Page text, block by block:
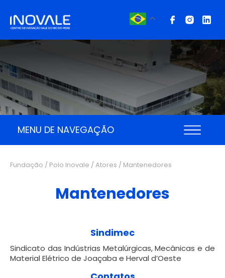
MENU DE NAVEGAÇÃO
Fundação / Polo Inovale /Atores / Mantenedores
Mantenedores
Sindimec
Sindicato das Indústrias Metalúrgicas, Mecânicas e de
Material Elétrico de Joaçaba e Herval d’Oeste